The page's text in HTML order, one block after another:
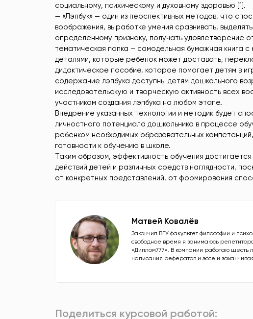
социальному, психическому и духовному здоровью [1].
— «Лэпбук» — один из перспективных методов, что
воображения, выработке умения сравнивать,
определенному признаку, получать удовлетворение
тематическая папка – самодельная бумажная книга
деталями, которые ребенок может доставать,
дидактическое пособие, которое помогает детям в
содержание лэпбука доступны детям дошкольного
исследовательскую и творческую активность всех
участником создания лэпбука на любом этапе.
Внедрение указанных технологий и методик будет
личностного потенциала дошкольника в процессе
ребенком необходимых образовательных
готовности к обучению в школе.
Таким образом, эффективность обучения
действий детей и различных средств наглядности,
от конкретных представлений, от формирования
Матвей Ковалёв
Закончил ВГУ факультет философии и
свободное время я занимаюсь
«Диплом777». В компании работаю шесть
написания рефератов и эссе и
Поделиться курсовой работой: